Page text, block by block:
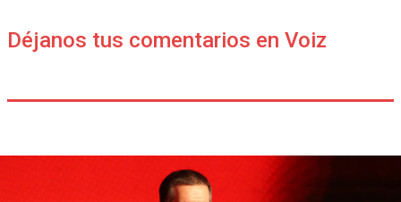
Déjanos tus comentarios en Voiz